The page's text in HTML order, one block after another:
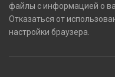
файлы с информацией о
Отказаться от
настройки браузера.